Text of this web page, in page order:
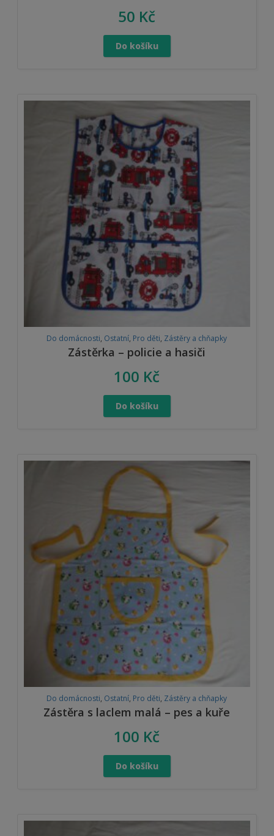
50 Kč
Do košíku
Do domácnosti, Ostatní, Pro děti, Zástěry a chňapky
Zástěrka – policie a hasiči
100 Kč
Do košíku
Do domácnosti, Ostatní, Pro děti, Zástěry a chňapky
Zástěra s laclem malá – pes a kuře
100 Kč
Do košíku